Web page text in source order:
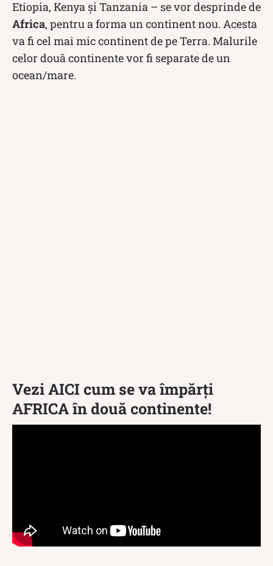
Etiopia, Kenya și Tanzania – se vor desprinde de
Africa, pentru a forma un continent nou. Acesta
va fi cel mai mic continent de pe Terra. Malurile
celor două continente vor fi separate de un
ocean/mare.
Vezi AICI cum se va împărți
AFRICA în două continente!